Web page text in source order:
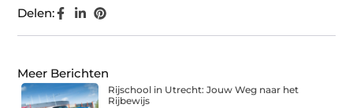
Delen:
Meer Berichten
Rijschool in Utrecht: Jouw Weg naar het
Rijbewijs